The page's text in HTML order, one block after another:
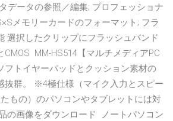
データの参照／編集; プロフェッショナ
メモリーカードのフォーマット; フラ
選択したクリップにフラッシュバンド
MM-HS514【マルチメディアPC
フトイヤーパッドとクッション素材の
抜群。 ※4極仕様（マイク入力とスピー
もの）のパソコンやタブレットには対
の画像をダウンロード ノートパソコン